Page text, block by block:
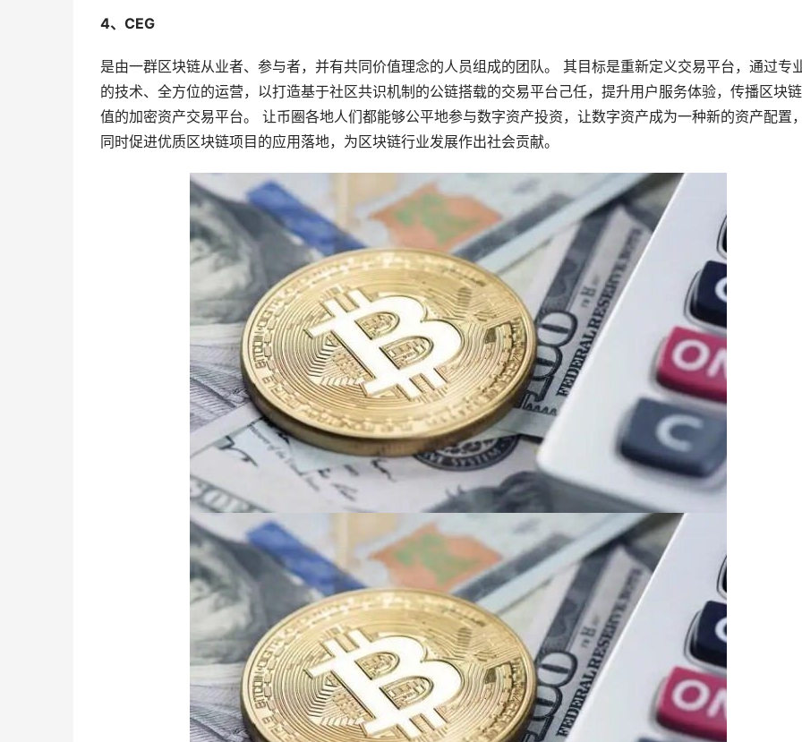
4、CEG
是由一群区块链从业者、参与者，并有共同价值理念的人员组成的团队。 其目标是重新定义交易平台，通过专
的技术、全方位的运营，以打造基于社区共识机制的公链搭载的交易平台己任，提升用户服务体验，传播区块
值的加密资产交易平台。 让币圈各地人们都能够公平地参与数字资产投资，让数字资产成为一种新的资产配置，
同时促进优质区块链项目的应用落地，为区块链行业发展作出社会贡献。